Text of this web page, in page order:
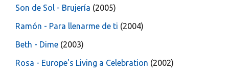
Son de Sol - Brujería (2005)
Ramón - Para llenarme de ti (2004)
Beth - Dime (2003)
Rosa - Europe's Living a Celebration (2002)